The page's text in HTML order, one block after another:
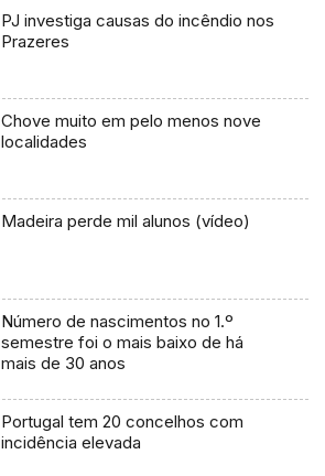
PJ investiga causas do incêndio nos
Prazeres
Chove muito em pelo menos nove
localidades
Madeira perde mil alunos (vídeo)
Número de nascimentos no 1.º
semestre foi o mais baixo de há
mais de 30 anos
Portugal tem 20 concelhos com
incidência elevada